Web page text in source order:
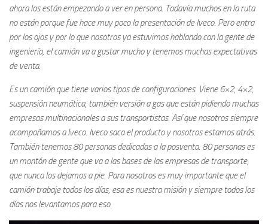
ahora los están empezando a ver en persona. Todavía muchos en la ruta
no están porque fue hace muy poco la presentación de Iveco. Pero entra
por los ojos y por lo que nosotros ya estuvimos hablando con la gente de
ingeniería, el camión va a gustar mucho y tenemos muchas expectativas
de venta.
Es un camión que tiene varios tipos de configuraciones. Viene 6×2, 4×2,
suspensión neumática, también versión a gas que están pidiendo muchas
empresas multinacionales a sus transportistas. Así que nosotros siempre
acompañamos a Iveco. Iveco saca el producto y nosotros estamos atrás.
También tenemos 80 personas dedicadas a la posventa. 80 personas es
un montón de gente que va a las bases de las empresas de transporte,
que nunca los dejamos a pie. Para nosotros es muy importante que el
camión trabaje todos los días, esa es nuestra misión y siempre todos los
días nos levantamos para eso.